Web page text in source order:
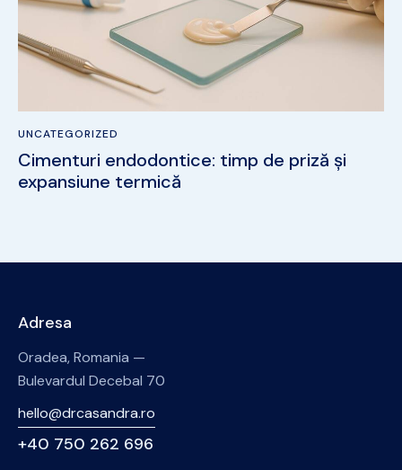
UNCATEGORIZED
Cimenturi endodontice: timp de priză și
expansiune termică
Adresa
Oradea, Romania —
Bulevardul Decebal 70
hello@drcasandra.ro
+40 750 262 696